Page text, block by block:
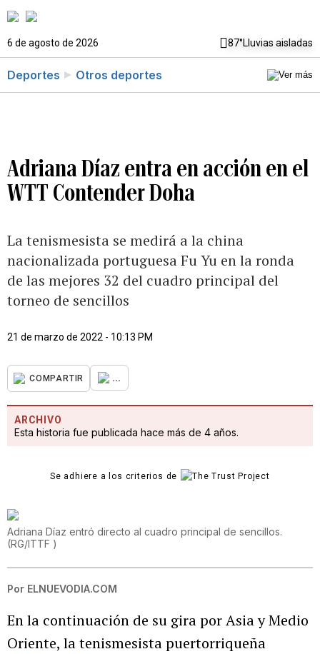
6 de agosto de 2026 87°Lluvias aisladas
Deportes Otros deportes
Adriana Díaz entra en acción en el
WTT Contender Doha
La tenismesista se medirá a la china
nacionalizada portuguesa Fu Yu en la ronda
de las mejores 32 del cuadro principal del
torneo de sencillos
21 de marzo de 2022 - 10:13 PM
COMPARTIR ...
ARCHIVO
Esta historia fue publicada hace más de 4 años.
Se adhiere a los criterios de
Adriana Díaz entró directo al cuadro principal de sencillos.
(RG/ITTF )
Por ELNUEVODIA.COM
En la continuación de su gira por Asia y Medio
Oriente, la tenismesista puertorriqueña